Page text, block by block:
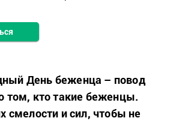
День беженца – повод
том, кто такие беженцы.
смелости и сил, чтобы не